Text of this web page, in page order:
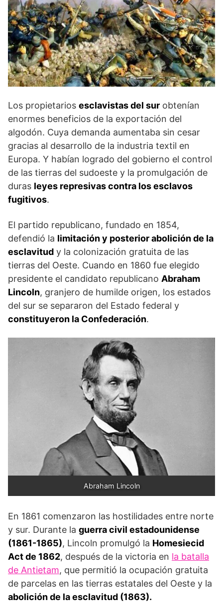
Los propietarios esclavistas del sur obtenían
enormes beneficios de la exportación del
algodón. Cuya demanda aumentaba sin cesar
gracias al desarrollo de la industria textil en
Europa. Y habían logrado del gobierno el control
de las tierras del sudoeste y la promulgación de
duras leyes represivas contra los esclavos
fugitivos.
El partido republicano, fundado en 1854,
defendió la limitación y posterior abolición de la
esclavitud y la colonización gratuita de las
tierras del Oeste. Cuando en 1860 fue elegido
presidente el candidato republicano Abraham
Lincoln, granjero de humilde origen, los estados
del sur se separaron del Estado federal y
constituyeron la Confederación.
Abraham Lincoln
En 1861 comenzaron las hostilidades entre norte
y sur. Durante la guerra civil estadounidense
(1861-1865), Lincoln promulgó la Homesiecid
Actde 1862, después de la victoria en la batalla
de Antietam, que permitió la ocupación gratuita
de parcelas en las tierras estatales del Oeste y la
abolición de la esclavitud (1863).